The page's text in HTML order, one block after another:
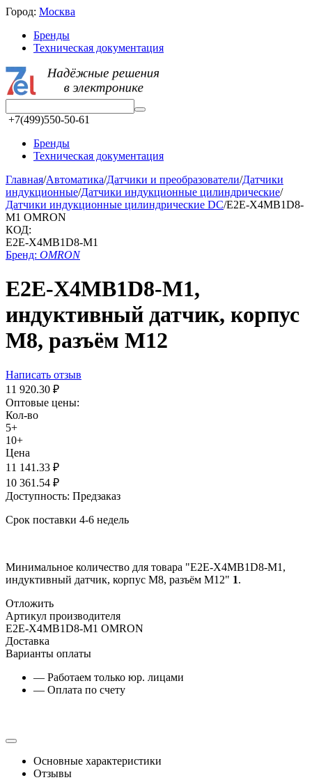
Город: Москва
Бренды
Техническая документация
+7(499)550-50-61
Бренды
Техническая документация
Главная/Автоматика/Датчики и преобразователи/Датчики
индукционные/Датчики индукционные цилиндрические/
Датчики индукционные цилиндрические DC/E2E-X4MB1D8-
M1 OMRON
КОД:
E2E-X4MB1D8-M1
Бренд: OMRON
E2E-X4MB1D8-M1,
индуктивный датчик, корпус
М8, разъём M12
Написать отзыв
11 920.30 ₽
Оптовые цены:
Кол-во
5+
10+
Цена
11 141.33 ₽
10 361.54 ₽
Доступность: Предзаказ
Срок поставки 4-6 недель
Минимальное количество для товара "E2E-X4MB1D8-M1,
индуктивный датчик, корпус М8, разъём M12" 1.
Отложить
Артикул производителя
E2E-X4MB1D8-M1 OMRON
Доставка
Варианты оплаты
— Работаем только юр. лицами
— Оплата по счету
Основные характеристики
Отзывы